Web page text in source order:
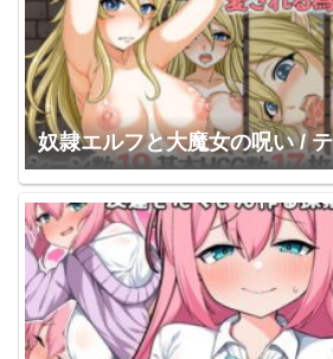
奴隷エルフと大魔女の呪い /